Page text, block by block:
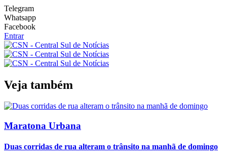
Telegram
Whatsapp
Facebook
Entrar
Veja também
Maratona Urbana
Duas corridas de rua alteram o trânsito na manhã de domingo